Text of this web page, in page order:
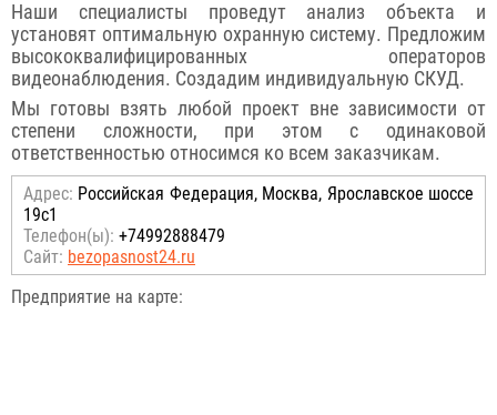
Наши специалисты проведут анализ объекта и
установят оптимальную охранную систему. Предложим
высококвалифицированных операторов
видеонаблюдения. Создадим индивидуальную СКУД.
Мы готовы взять любой проект вне зависимости от
степени сложности, при этом с одинаковой
ответственностью относимся ко всем заказчикам.
Адрес: Российcкая Федерация, Москва, Ярославское шоссе
19с1
Телефон(ы): +74992888479
Сайт: bezopasnost24.ru
Предприятие на карте: